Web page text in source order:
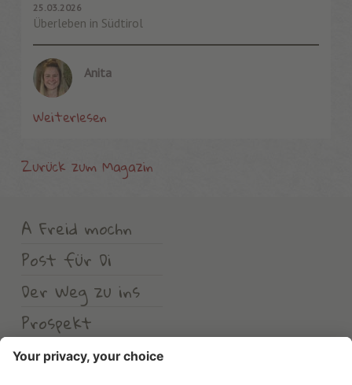
25.03.2026
Überleben in Südtirol
Anita
Weiterlesen
Zurück zum Magazin
A Freid mochn
Post für Di
Der Weg zu ins
Prospekt
Wetter